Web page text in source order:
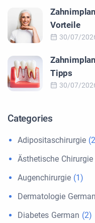
Vorteile
30/07/
Tipps
30/07/
Categories
Adipositaschirurgie
Ästhetische Chirurgie
Augenchirurgie (1)
Dermatologie German
Diabetes German (2)